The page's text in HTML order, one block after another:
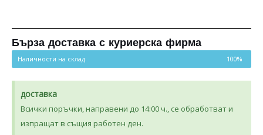
Бърза доставка с куриерска фирма
Наличности на склад 100%
доставка
Всички поръчки, направени до 14:00 ч., се обработват и
изпращат в същия работен ден.